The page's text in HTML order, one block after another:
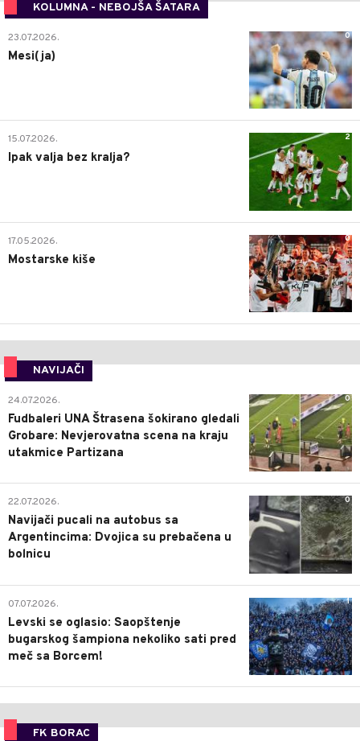
KOLUMNA - NEBOJŠA ŠATARA
0
23.07.2026.
Mesi(ja)
2
15.07.2026.
Ipak valja bez kralja?
0
17.05.2026.
Mostarske kiše
NAVIJAČI
0
24.07.2026.
Fudbaleri UNA Štrasena šokirano gledali
Grobare: Nevjerovatna scena na kraju
utakmice Partizana
0
22.07.2026.
Navijači pucali na autobus sa
Argentincima: Dvojica su prebačena u
bolnicu
1
07.07.2026.
Levski se oglasio: Saopštenje
bugarskog šampiona nekoliko sati pred
meč sa Borcem!
FK BORAC